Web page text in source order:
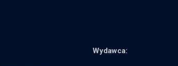
Wydawca: